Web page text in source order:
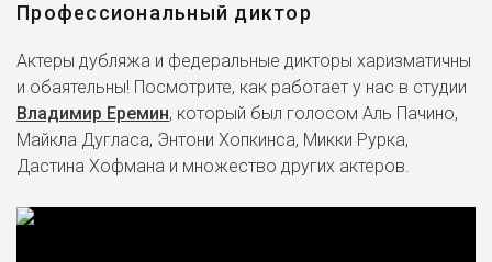
Профессиональный диктор
Актеры дубляжа и федеральные дикторы харизматичны
и обаятельны! Посмотрите, как работает у нас в студии
Владимир Еремин, который был голосом Аль Пачино,
Майкла Дугласа, Энтони Хопкинса, Микки Рурка,
Дастина Хофмана и множество других актеров.